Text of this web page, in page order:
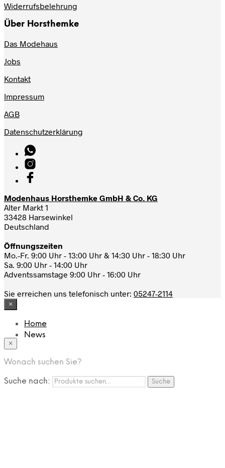
Widerrufsbelehrung
Über Horsthemke
Das Modehaus
Jobs
Kontakt
Impressum
AGB
Datenschutzerklärung
Modenhaus Horsthemke GmbH & Co. KG
Alter Markt 1
33428 Harsewinkel
Deutschland
Öffnungszeiten
Mo.-Fr. 9:00 Uhr - 13:00 Uhr & 14:30 Uhr - 18:30 Uhr
Sa. 9:00 Uhr - 14:00 Uhr
Adventssamstage 9:00 Uhr - 16:00 Uhr
Sie erreichen uns telefonisch unter: 05247-2114
×
Home
News
App
FAQ
Nutzungbedingungen
Marken
×
Wonach suchen Sie?
Suche nach: Suche